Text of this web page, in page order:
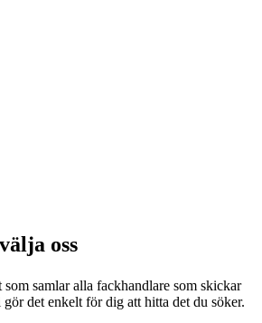
oss
samlar alla fackhandlare som skickar
det enkelt för dig att hitta det du söker.